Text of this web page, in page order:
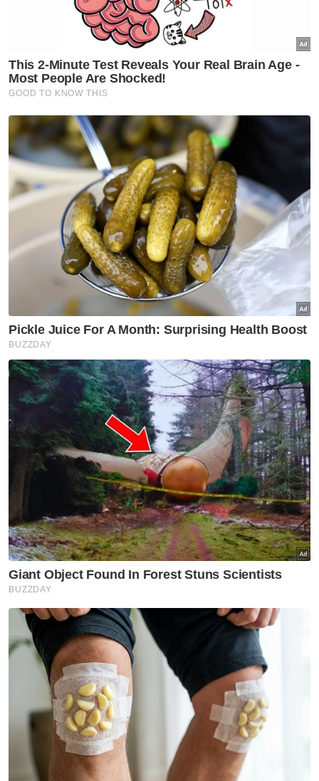
pada jam 2 pagi, 17 dan 18 Februari tahun lalu.
Pertuduhan dibuat mengikut Seksyen 5 akta
sama, yang membawa hukuman penjara
maksimum 30 tahun dan boleh juga
dikenakan sebat, tidak kurang daripada enam
kali, jika sabit kesalahan.
Semasa prosiding, Timbalan Pendakwa Raya,
Nurul ‘Izzati Mohamad dan Nur ‘Ayuni Jamri
tidak mencadangkan sebarang ikat jamin
dengan alasan, tertuduh berisiko untuk
mengganggu mangsa memandangkan
mereka mempunyai hubungan
kekeluargaan.
Bagaimanapun, dia merayu agar diberikan
ikat jamin kerana perlu menyara lima
anaknya.
Selepas mendengar permohonan daripada
kedua-dua pihak, Syafeera tidak
membenarkan tertuduh diikat jamin dan
menetapkan 26 Jun depan untuk sebutan
semula kes.
Selepas prosiding, wanita itu tidak dapat
menahan air mata, setelah melihat ibu
bapanya yang berada di galeri awam.
Berita Telus & Tulus menerusi E-Mel setiap
hari!
Sementara itu, seorang lagi tertuduh,
Haddad Mohd Radhi, 22, mengaku tidak